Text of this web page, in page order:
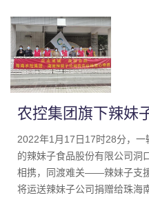
农控集团旗下辣妹
捐赠价值20万元食
2022年1月17日17时28分，
的辣妹子食品股份有限公司洞
相携，同渡难关——辣妹子支
将运送辣妹子公司捐赠给珠海